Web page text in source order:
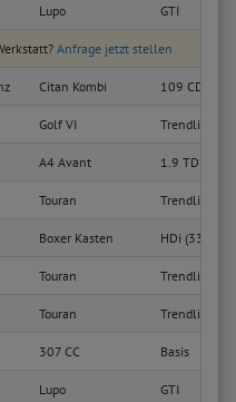
Lupo GTI
Anfrage jetzt stellen
Citan Kombi 109 CDI
Golf VI Trendline
A4 Avant 1.9 TDI
Touran Trendline
Boxer Kasten HDi (333)
Touran Trendline
Touran Trendline
307 CC Basis
Lupo GTI